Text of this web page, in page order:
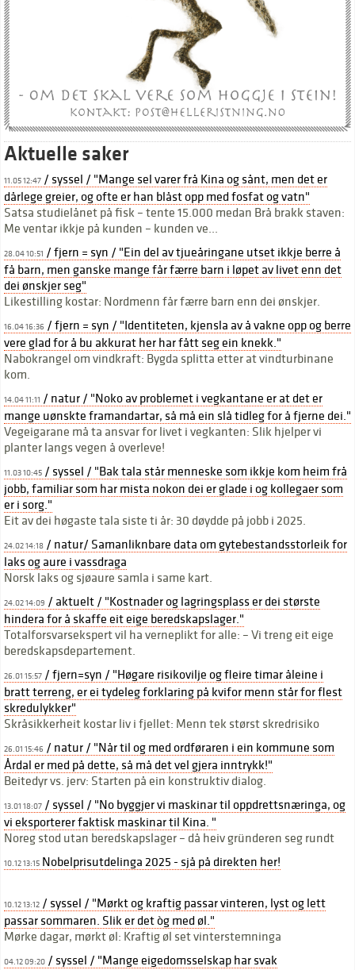
Aktuelle saker
11.05 12:47 / syssel / "Mange sel varer frå Kina og sånt, men det er
dårlege greier, og ofte er han blåst opp med fosfat og vatn"
Satsa studielånet på fisk – tente 15.000 medan Brå brakk staven:
Me ventar ikkje på kunden – kunden ve...
28.04 10:51 / fjern = syn / "Ein del av tjueåringane utset ikkje berre å
få barn, men ganske mange får færre barn i løpet av livet enn det
dei ønskjer seg"
Likestilling kostar: Nordmenn får færre barn enn dei ønskjer.
16.04 16:36 / fjern = syn / "Identiteten, kjensla av å vakne opp og berre
vere glad for å bu akkurat her har fått seg ein knekk."
Nabokrangel om vindkraft: Bygda splitta etter at vindturbinane
kom.
14.04 11:11 / natur / "Noko av problemet i vegkantane er at det er
mange uønskte framandartar, så må ein slå tidleg for å fjerne dei."
Vegeigarane må ta ansvar for livet i vegkanten: Slik hjelper vi
planter langs vegen å overleve!
11.03 10:45 / syssel / "Bak tala står menneske som ikkje kom heim frå
jobb, familiar som har mista nokon dei er glade i og kollegaer som
er i sorg."
Eit av dei høgaste tala siste ti år: 30 døydde på jobb i 2025.
24.02 14:18 / natur/ Samanliknbare data om gytebestandsstorleik for
laks og aure i vassdraga
Norsk laks og sjøaure samla i same kart.
24.02 14:09 / aktuelt / "Kostnader og lagringsplass er dei største
hindera for å skaffe eit eige beredskapslager."
Totalforsvarsekspert vil ha verneplikt for alle: – Vi treng eit eige
beredskapsdepartement.
26.01 15:57 / fjern=syn / "Høgare risikovilje og fleire timar åleine i
bratt terreng, er ei tydeleg forklaring på kvifor menn står for flest
skredulykker"
Skråsikkerheit kostar liv i fjellet: Menn tek størst skredrisiko
26.01 15:46 / natur / "Når til og med ordføraren i ein kommune som
Årdal er med på dette, så må det vel gjera inntrykk!"
Beitedyr vs. jerv: Starten på ein konstruktiv dialog.
13.01 18:07 / syssel / "No byggjer vi maskinar til oppdrettsnæringa, og
vi eksporterer faktisk maskinar til Kina. "
Noreg stod utan beredskapslager – då heiv gründeren seg rundt
10.12 13:15 Nobelprisutdelinga 2025 - sjå på direkten her!
10.12 13:12 / syssel / "Mørkt og kraftig passar vinteren, lyst og lett
passar sommaren. Slik er det òg med øl."
Mørke dagar, mørkt øl: Kraftig øl set vinterstemninga
04.12 09:20 / syssel / "Mange eigedomsselskap har svak